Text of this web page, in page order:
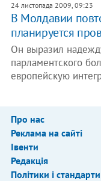
24 листопада 2009, 09:23
В Молдавии
планируется
Он выразил
парламентского
европейскую
Про нас
Реклама на сайті
Івенти
Редакція
Політики і стандарти